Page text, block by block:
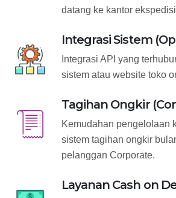
datang ke kantor
Integrasi Sistem
Integrasi API yang
sistem atau website toko
Tagihan Ongkir
Kemudahan pengelolaan
sistem tagihan ongkir
pelanggan Corporate.
Layanan Cash on